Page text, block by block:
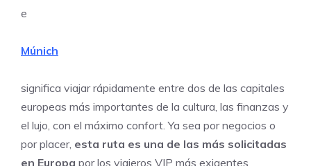
e
Múnich
significa viajar rápidamente entre dos de las capitales
europeas más importantes de la cultura, las finanzas y
el lujo, con el máximo confort. Ya sea por negocios o
por placer, esta ruta es una de las más solicitadas
en Europa por los viajeros VIP más exigentes.